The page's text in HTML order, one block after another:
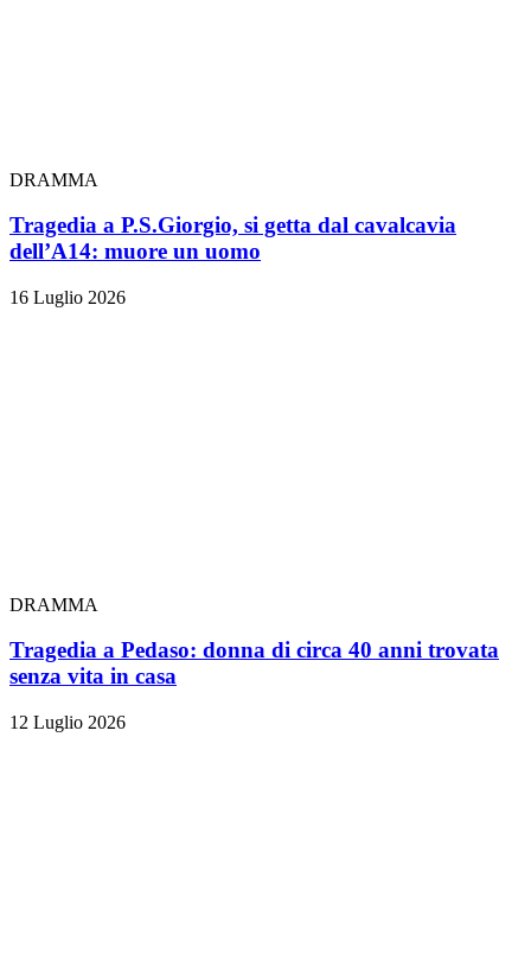
DRAMMA
Tragedia a P.S.Giorgio, si getta dal cavalcavia
dell’A14: muore un uomo
16 Luglio 2026
DRAMMA
Tragedia a Pedaso: donna di circa 40 anni trovata
senza vita in casa
12 Luglio 2026